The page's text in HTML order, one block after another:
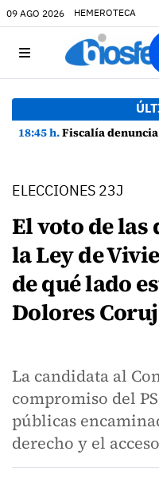
09 AGO 2026 HEMEROTECA
18:45 h.Fiscalía denuncia a Yonathan de
ELECCIONES 23J
El voto de
la Ley de
de qué lado
Dolores
La candidata al
compromiso del
públicas
derecho y el